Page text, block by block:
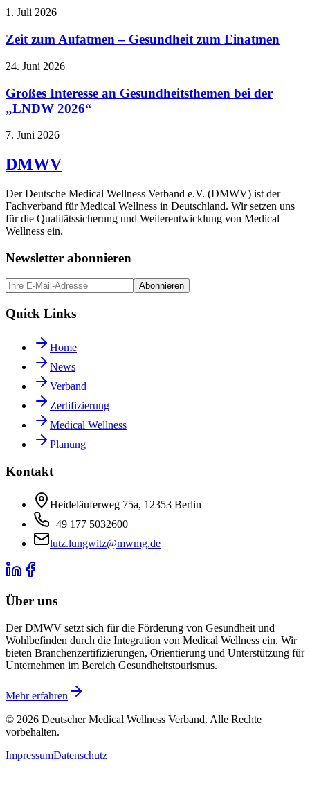
1. Juli 2026
Zeit zum Aufatmen – Gesundheit zum Einatmen
24. Juni 2026
Großes Interesse an Gesundheitsthemen bei der
„LNDW 2026“
7. Juni 2026
DMWV
Der Deutsche Medical Wellness Verband e.V. (DMWV) ist der
Fachverband für Medical Wellness in Deutschland. Wir setzen uns
für die Qualitätssicherung und Weiterentwicklung von Medical
Wellness ein.
Newsletter abonnieren
Abonnieren
Quick Links
Home
News
Verband
Zertifizierung
Medical Wellness
Planung
Kontakt
Heideläuferweg 75a, 12353 Berlin
+49 177 5032600
lutz.lungwitz@mwmg.de
Über uns
Der DMWV setzt sich für die Förderung von Gesundheit und
Wohlbefinden durch die Integration von Medical Wellness ein. Wir
bieten Branchenzertifizierungen, Orientierung und Unterstützung für
Unternehmen im Bereich Gesundheitstourismus.
Mehr erfahren
© 2026 Deutscher Medical Wellness Verband. Alle Rechte
vorbehalten.
ImpressumDatenschutz